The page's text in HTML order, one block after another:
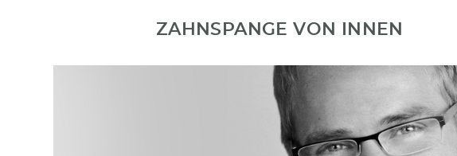
ZAHNSPANGE VON INNEN